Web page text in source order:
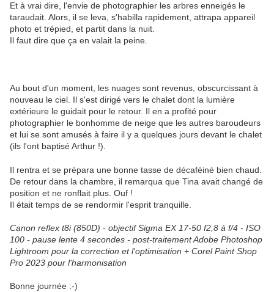
Et à vrai dire, l'envie de photographier les arbres enneigés le
taraudait. Alors, il se leva, s'habilla rapidement, attrapa appareil
photo et trépied, et partit dans la nuit.
Il faut dire que ça en valait la peine.
Au bout d'un moment, les nuages sont revenus, obscurcissant à
nouveau le ciel. Il s'est dirigé vers le chalet dont la lumière
extérieure le guidait pour le retour. Il en a profité pour
photographier le bonhomme de neige que les autres baroudeurs
et lui se sont amusés à faire il y a quelques jours devant le chalet
(ils l'ont baptisé Arthur !).
Il rentra et se prépara une bonne tasse de décaféiné bien chaud.
De retour dans la chambre, il remarqua que Tina avait changé de
position et ne ronflait plus. Ouf !
Il était temps de se rendormir l'esprit tranquille.
Canon reflex t8i (850D) - objectif Sigma EX 17-50 f2,8 à f/4 - ISO
100 - pause lente 4 secondes - post-traitement Adobe Photoshop
Lightroom pour la correction et l'optimisation + Corel Paint Shop
Pro 2023 pour l'harmonisation
Bonne journée :-)